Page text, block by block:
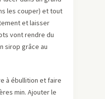
les couper) et tout
et laisser
vont rendre du
sirop grâce au
à ébullition et faire
min. Ajouter le